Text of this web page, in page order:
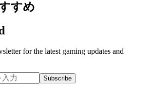
すめ
for the latest gaming updates and
Subscribe